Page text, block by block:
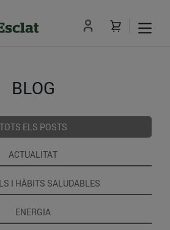
BLOG
TOTS ELS POSTS
ACTUALITAT
I HÀBITS SALUDABLES
ENERGIA